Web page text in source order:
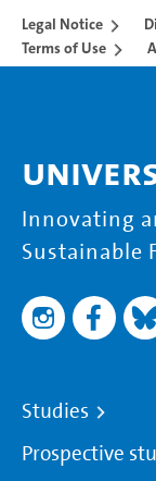
Legal Notice
Terms of Use
Innovating
Sustainable
Studies
Prospective